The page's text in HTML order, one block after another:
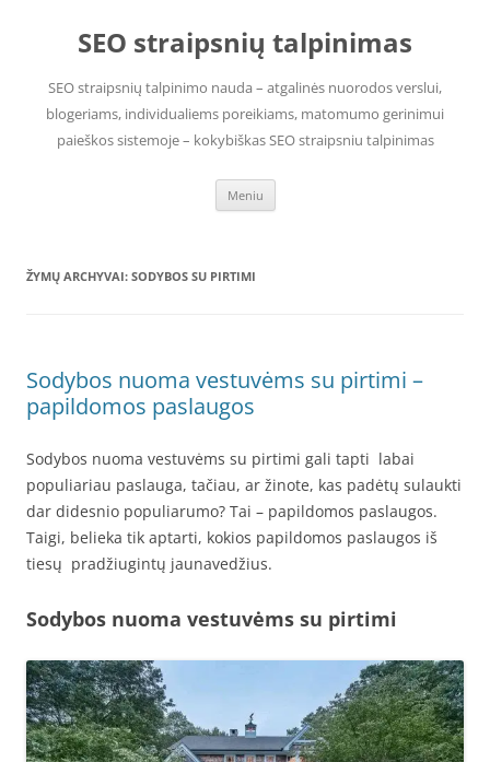
SEO straipsnių talpinimas
SEO straipsnių talpinimo nauda – atgalinės nuorodos verslui,
blogeriams, individualiems poreikiams, matomumo gerinimui
paieškos sistemoje – kokybiškas SEO straipsniu talpinimas
Meniu
ŽYMŲ ARCHYVAI: SODYBOS SU PIRTIMI
Sodybos nuoma vestuvėms su pirtimi –
papildomos paslaugos
Sodybos nuoma vestuvėms su pirtimi gali tapti labai
populiariau paslauga, tačiau, ar žinote, kas padėtų sulaukti
dar didesnio populiarumo? Tai – papildomos paslaugos.
Taigi, belieka tik aptarti, kokios papildomos paslaugos iš
tiesų pradžiugintų jaunavedžius.
Sodybos nuoma vestuvėms su pirtimi